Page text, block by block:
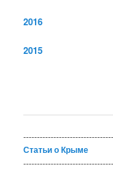
2016
2015
Статьи о Крыме